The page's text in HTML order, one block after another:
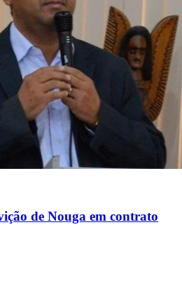
de Nouga em contrato